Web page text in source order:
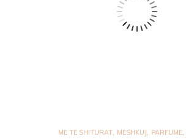
ME TE SHITURAT, MESHKUJ, PARFUME,